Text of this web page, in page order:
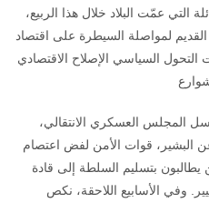
التي عمّت البلاد خلال هذا الربيع،
لمواصلة السيطرة على اقتصاد
السياسي الإصلاح الاقتصادي
الموافق 3 يونيو، أرسل المجلس العسكري الانتقالي،
البشير، قوات الأمن لفض اعتصام
يطالبون بتسليم السلطة إلى قادة
وفي الأسابيع اللاحقة، نكص